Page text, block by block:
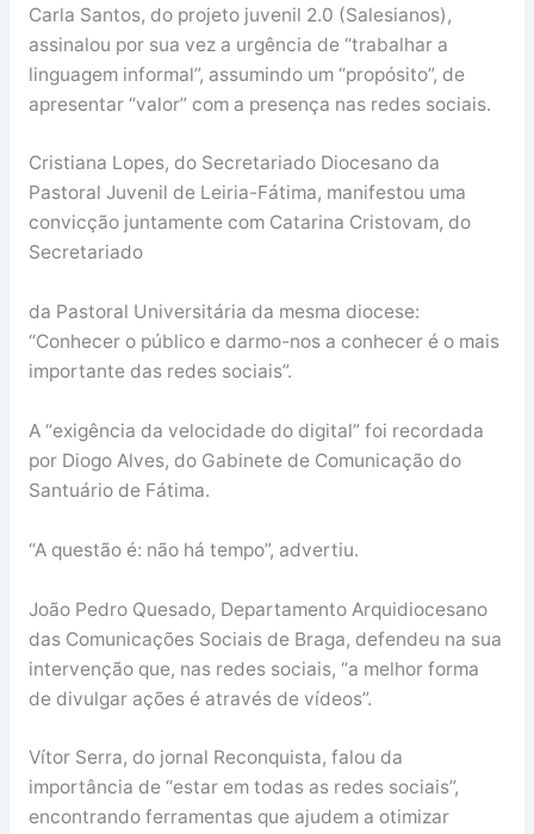
Carla Santos, do projeto juvenil 2.0 (Salesianos),
assinalou por sua vez a urgência de “trabalhar a
linguagem informal”, assumindo um “propósito”, de
apresentar “valor” com a presença nas redes sociais.
Cristiana Lopes, do Secretariado Diocesano da
Pastoral Juvenil de Leiria-Fátima, manifestou uma
convicção juntamente com Catarina Cristovam, do
Secretariado
da Pastoral Universitária da mesma diocese:
“Conhecer o público e darmo-nos a conhecer é o mais
importante das redes sociais”.
A “exigência da velocidade do digital” foi recordada
por Diogo Alves, do Gabinete de Comunicação do
Santuário de Fátima.
“A questão é: não há tempo”, advertiu.
João Pedro Quesado, Departamento Arquidiocesano
das Comunicações Sociais de Braga, defendeu na sua
intervenção que, nas redes sociais, “a melhor forma
de divulgar ações é através de vídeos”.
Vítor Serra, do jornal Reconquista, falou da
importância de “estar em todas as redes sociais”,
encontrando ferramentas que ajudem a otimizar